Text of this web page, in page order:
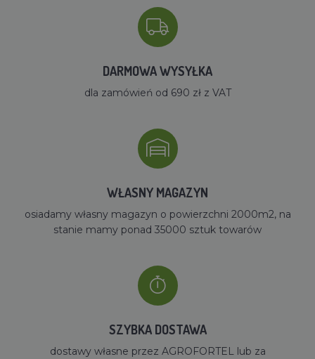
DARMOWA WYSYŁKA
dla zamówień od 690 zł z VAT
WŁASNY MAGAZYN
osiadamy własny magazyn o powierzchni 2000m2, na
stanie mamy ponad 35000 sztuk towarów
SZYBKA DOSTAWA
dostawy własne przez AGROFORTEL lub za